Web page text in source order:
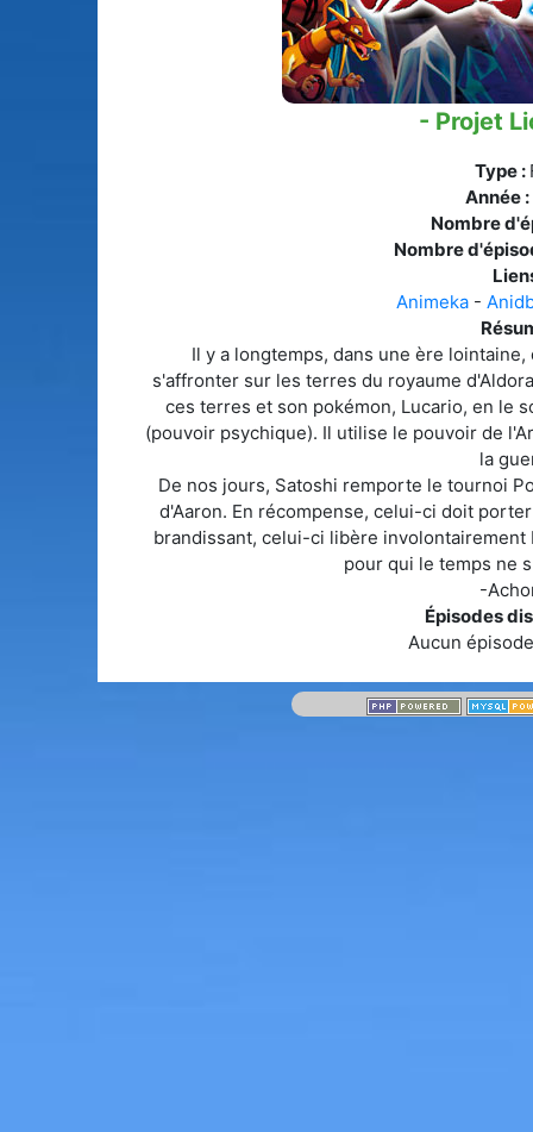
- Projet
Type :
Année :
Nombre
Nombre
Animeka -
Il y a longtemps, dans une ère
s'affronter sur les terres du royaume
ces terres et son pokémon, Lucario, en le
(pouvoir psychique). Il utilise le pouvoir de
la
De nos jours, Satoshi remporte le tournoi
d'Aaron. En récompense, celui-ci doit
brandissant, celui-ci libère
pour qui le temps ne
-
Épisodes
Aucun